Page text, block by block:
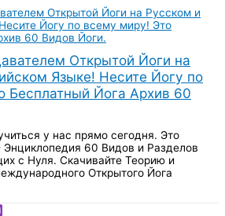
Открытой Йоги на
Языке! Несите Йогу по
Бесплатный Йога Архив 60
у нас прямо сегодня. Это
Энциклопедия 60 Видов и Разделов
с Нуля. Скачивайте Теорию и
Открытого Йога